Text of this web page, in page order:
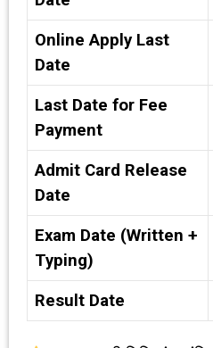
Online Apply Last
Date
Last Date for Fee
Payment
Admit Card Release
Date
Exam Date (Written +
Typing)
Result Date